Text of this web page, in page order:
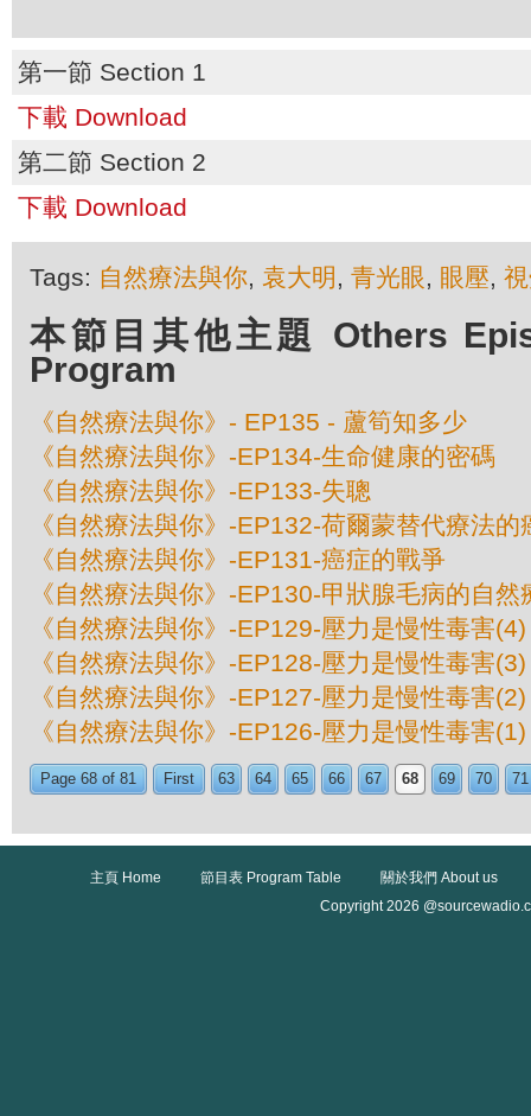
第一節 Section 1
下載 Download
第二節 Section 2
下載 Download
Tags: 自然療法與你, 袁大明 , 青光眼, 眼壓,
本節目其他主題 Others
Program
《自然療法與你》- EP135 - 蘆筍知多少
《自然療法與你》-EP134-生命健康的密碼
《自然療法與你》-EP133-失聰
《自然療法與你》-EP132-荷爾蒙替代療法的
《自然療法與你》-EP131-癌症的戰爭
《自然療法與你》-EP130-甲狀腺毛病的自然
《自然療法與你》-EP129-壓力是慢性毒害(4)
《自然療法與你》-EP128-壓力是慢性毒害(3)
《自然療法與你》-EP127-壓力是慢性毒害(2)
《自然療法與你》-EP126-壓力是慢性毒害(1)
Page 68 of 81 First 63 64 65 66 67 68 69 70 71
主頁 Home 節目表 Program Table
關於我們 About us
Copyright 2026